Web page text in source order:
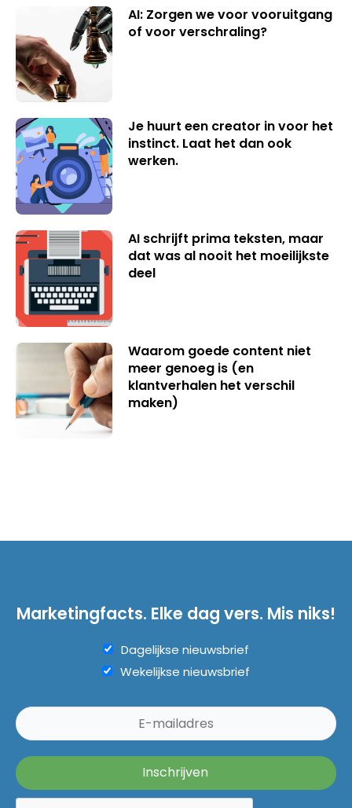
AI: Zorgen we voor vooruitgang
of voor verschraling?
Je huurt een creator in voor het
instinct. Laat het dan ook
werken.
AI schrijft prima teksten, maar
dat was al nooit het moeilijkste
deel
Waarom goede content niet
meer genoeg is (en
klantverhalen het verschil
maken)
Marketingfacts. Elke dag vers. Mis niks!
Dagelijkse nieuwsbrief
Wekelijkse nieuwsbrief